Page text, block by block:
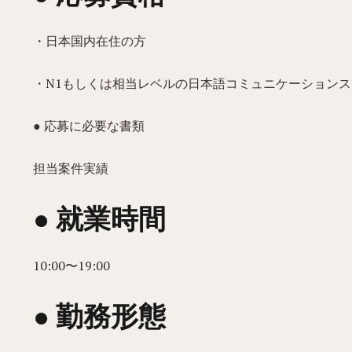
・日本国内在住の方
・N1もしくは相当レベルの日本語コミュニケーション
● 応募に必要な書類
担当案件実績
● 就業時間
10:00〜19:00
● 勤務形態